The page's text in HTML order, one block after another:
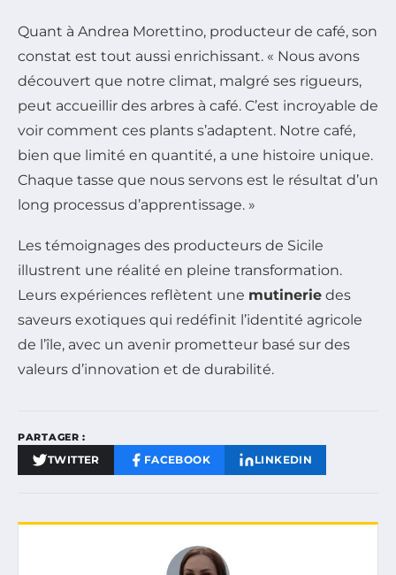
Quant à Andrea Morettino, producteur de café, son
constat est tout aussi enrichissant. « Nous avons
découvert que notre climat, malgré ses rigueurs,
peut accueillir des arbres à café. C’est incroyable de
voir comment ces plants s’adaptent. Notre café,
bien que limité en quantité, a une histoire unique.
Chaque tasse que nous servons est le résultat d’un
long processus d’apprentissage. »
Les témoignages des producteurs de Sicile
illustrent une réalité en pleine transformation.
Leurs expériences reflètent une mutinerie des
saveurs exotiques qui redéfinit l’identité agricole
de l’île, avec un avenir prometteur basé sur des
valeurs d’innovation et de durabilité.
PARTAGER :
TWITTER FACEBOOK LINKEDIN